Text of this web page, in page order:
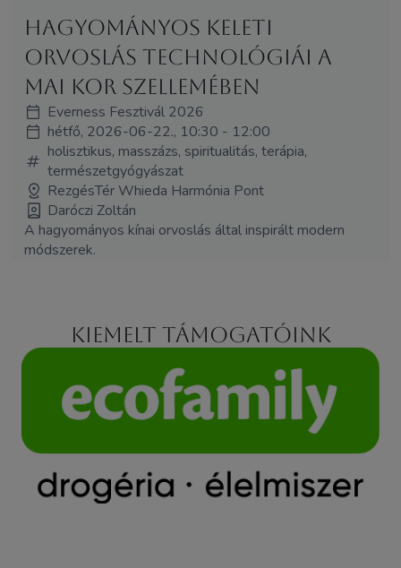
Hagyományos keleti
orvoslás technológiái a
mai kor szellemében
Everness Fesztivál 2026
hétfő, 2026-06-22., 10:30 - 12:00
holisztikus, masszázs, spiritualitás, terápia,
természetgyógyászat
RezgésTér Whieda Harmónia Pont
Daróczi Zoltán
A hagyományos kínai orvoslás által inspirált modern
módszerek.
Kiemelt támogatóink